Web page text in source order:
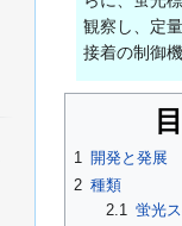
観察し、定
接着の制御
1 開発と発展
2 種類
2.1
蛍光